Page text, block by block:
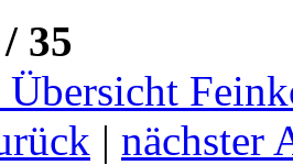
35
| nächster